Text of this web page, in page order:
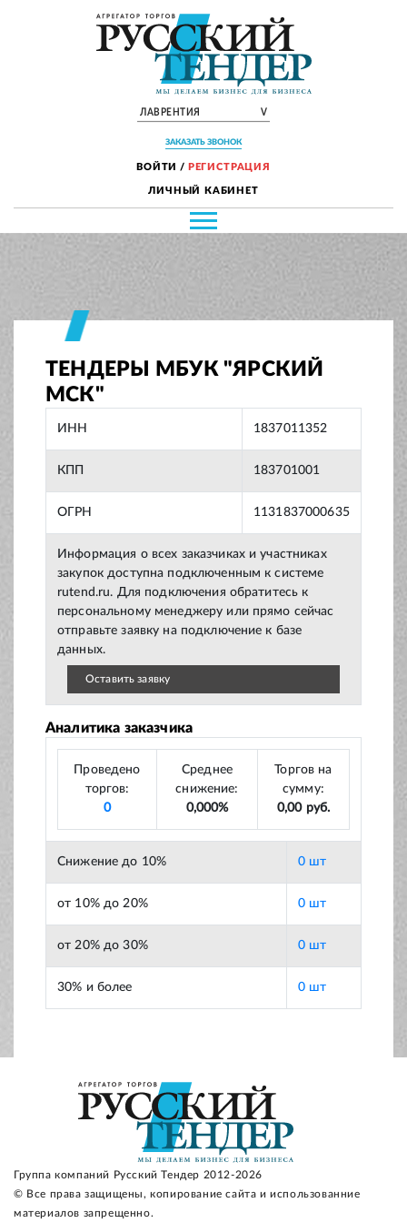
ЛАВРЕНТИЯ V
ЗАКАЗАТЬ ЗВОНОК
ВОЙТИ / РЕГИСТРАЦИЯ
ЛИЧНЫЙ КАБИНЕТ
ТЕНДЕРЫ МБУК "ЯРСКИЙ
МСК"
ИНН 1837011352
КПП 183701001
ОГРН 1131837000635
Информация о всех заказчиках и участниках
закупок доступна подключенным к системе
rutend.ru. Для подключения обратитесь к
персональному менеджеру или прямо сейчас
отправьте заявку на подключение к базе
данных.
Оставить заявку
Аналитика заказчика
Проведено
торгов:
0
Среднее
снижение:
0,000%
Торгов на
сумму:
0,00 руб.
Снижение до 10% 0 шт
от 10% до 20% 0 шт
от 20% до 30% 0 шт
30% и более 0 шт
Группа компаний Русский Тендер 2012-2026
© Все права защищены, копирование сайта и использованние
материалов запрещенно.